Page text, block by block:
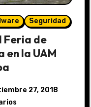
Seguridad
Feria de
en la UAM
27, 2018